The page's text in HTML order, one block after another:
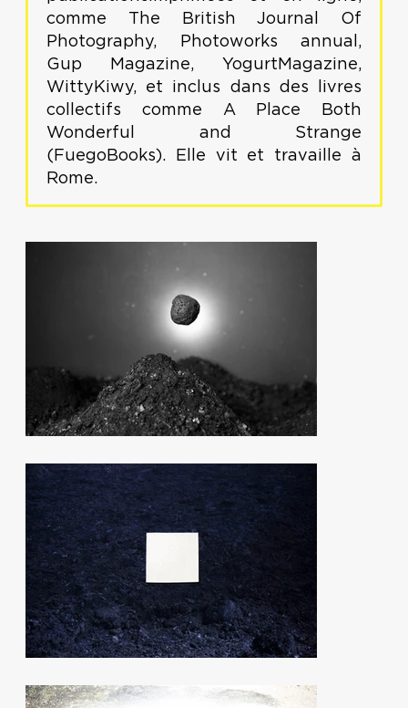
comme The British Journal Of
Photography, Photoworks annual,
Gup Magazine, YogurtMagazine,
WittyKiwy, et inclus dans des livres
collectifs comme A Place Both
Wonderful and Strange
(FuegoBooks). Elle vit et travaille à
Rome.